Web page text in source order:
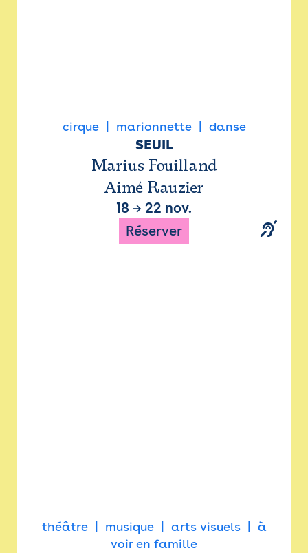
cirque marionnette danse
SEUIL
Marius Fouilland
Aimé Rauzier
18 → 22 nov.
Réserver
théâtre musique arts visuels
à
voir en famille